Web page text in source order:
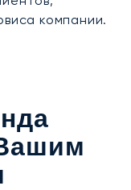
компании.